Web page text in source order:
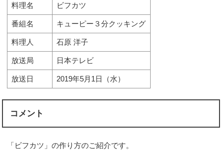
料理名 ビフカツ
番組名 キューピー３分クッキング
料理人 石原 洋子
放送局 日本テレビ
放送日 2019年5月1日（水）
コメント
「ビフカツ」の作り方のご紹介です。